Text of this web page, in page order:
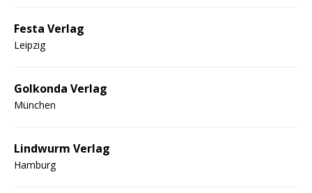
Festa Verlag
Leipzig
Golkonda Verlag
München
Lindwurm Verlag
Hamburg